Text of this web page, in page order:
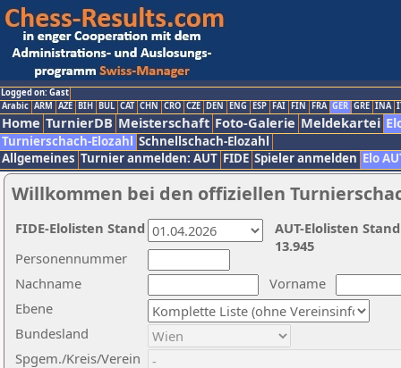
Logged on: Gast
Arabic ARM AZE BIH BUL CAT CHN CRO CZE DEN ENG ESP FAI FIN FRA GER GRE INA
Home TurnierDB Meisterschaft Foto-Galerie Meldekartei
Turnierschach-Elozahl Schnellschach-Elozahl
Allgemeines Turnier anmelden: AUT FIDE Spieler anmelden Elo
Willkommen bei den offiziellen
Nachname
Vorname
Ebene
Personennummer
Bundesland
Spgem./Kreis/Verein
AUT-Elolisten
13.945
FIDE-Elolisten Stand